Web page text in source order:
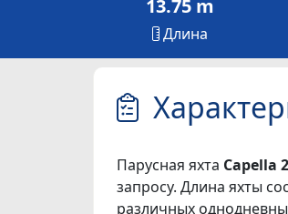
13.75 m
Длина
Парусная яхта Capella 2
запросу. Длина яхты
различных